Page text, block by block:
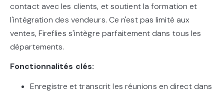
contact avec les clients, et soutient la formation et
l'intégration des vendeurs. Ce n'est pas limité aux
ventes, Fireflies s'intègre parfaitement dans tous les
départements.
Fonctionnalités clés:
Enregistre et transcrit les réunions en direct dans